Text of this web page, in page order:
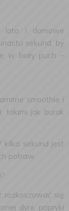
lato i domowe
sekund, by
w biały puch –
smoothie i
takimi jak burak
kilka sekund jest
potraw.
rozkoszować się
dyni, papryki